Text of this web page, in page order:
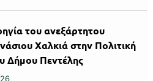
του ανεξάρτητου
Χαλκιά στην Πολιτική
Δήμου Πεντέλης